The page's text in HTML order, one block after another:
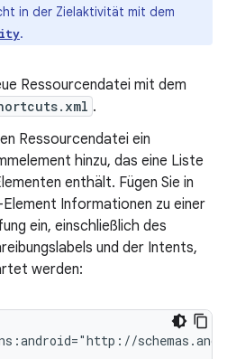
in der Zielaktivität mit dem
.
Ressourcendatei mit dem
.
Ressourcendatei ein
hinzu, das eine Liste
enthält. Fügen Sie in
Element Informationen zu einer
ein, einschließlich des
und der Intents,
werden: